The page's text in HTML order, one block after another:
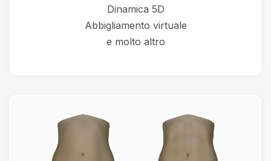
Dinamica 5D
Abbigliamento virtuale
e molto altro